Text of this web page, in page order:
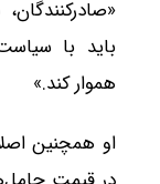
باید با
هموار کند.»
او همچنین